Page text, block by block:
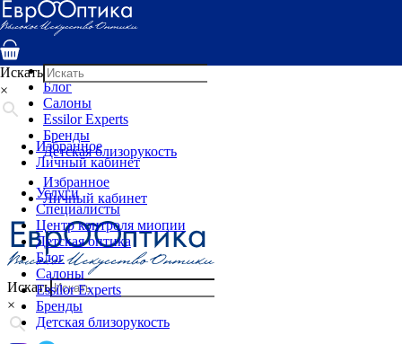
Услуги
Специалисты
Детская оптика
Блог
Салоны
Essilor Experts
Бренды
Детская близорукость
Избранное
Личный кабинет
Искать
×
Искать
×
Избранное
Личный кабинет
Услуги
Специалисты
Центр контроля миопии
Детская оптика
Блог
Салоны
Essilor Experts
Бренды
Детская близорукость